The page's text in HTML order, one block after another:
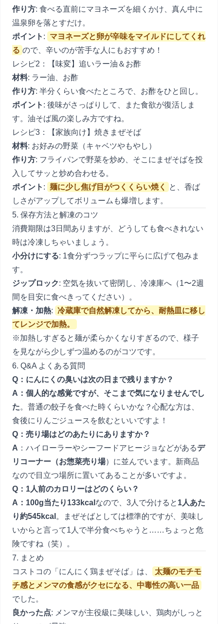
作り方: 食べる直前にマヨネーズを細くかけ、真ん中に
温泉卵を落とすだけ。
ポイント :
マヨネーズと卵が辛味をマイルドにしてくれ
る ので、辛いのが苦手な人にもおすすめ！
レシピ2：【味変】追いラー油＆お酢
材料: ラー油、お酢
作り方: 半分くらい食べたところで、お酢をひと回し。
ポイント : 後味がさっぱりして、また食欲が復活しま
す。油そば風の楽しみ方ですね。
レシピ3：【家族向け】焼きまぜそば
材料: お好みの野菜（キャベツやもやし）
作り方: フライパンで野菜を炒め、そこにまぜそばを投
入してサッと炒め合わせる。
ポイント : 麺に少し焦げ目がつくくらい焼く
と、香ば
しさがアップしてボリュームも爆増します。
5. 保存方法と解凍のコツ
消費期限は3日間ありますが、どうしても食べきれない
時は冷凍しちゃいましょう。
小分けにする: 1食分ずつラップに平らに広げて包みま
す。
ジップロック: 空気を抜いて密閉し、冷凍庫へ（1〜2週
間を目安に食べきってください）。
解凍・加熱: 冷蔵庫で自然解凍してから、耐熱皿に移し
てレンジで加熱。
※加熱しすぎると麺が柔らかくなりすぎるので、様子
を見ながら少しずつ温めるのがコツです。
6. Q&A よくある質問
Q：にんにくの臭いは次の日まで残りますか？
A：個人的な感覚ですが、そこまで気になりませんでし
た。普通の餃子を食べた時くらいかな？心配な方は、
食後にりんごジュースを飲むといいですよ！
Q：売り場はどのあたりにありますか？
A ：ハイローラーやシーフードアヒージョなどがあるデ
リコーナー（お惣菜売り場）に並んでいます。新商品
なので目立つ場所に置いてあることが多いですよ。
Q：1人前のカロリーはどのくらい？
A：100g当たり133kcal なので、3人で分けると 1人あた
り約545kcal 。まぜそばとしては標準的ですが、美味し
いからと言って1人で半分食べちゃうと……ちょっと危
険ですね（笑）。
7. まとめ
コストコの「にんにく鶏まぜそば」は、
太麺のモチモ
チ感とメンマの食感がクセになる、中毒性の高い一品
でした。
良かった点: メンマが主役級に美味しい、鶏肉がしっと